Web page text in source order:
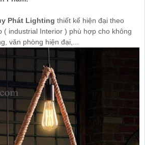
Phát Lighting thiết kế hiện đại theo
( industrial Interior ) phù hợp cho không
văn phòng hiện đại,...